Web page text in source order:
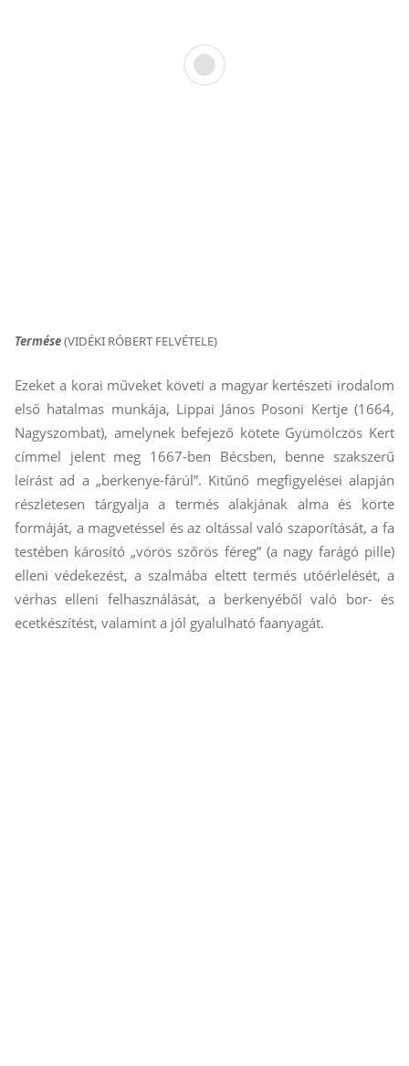
Termése(VIDÉKI RÓBERT FELVÉTELE)
Ezeket a korai műveket követi a magyar kertészeti irodalom
első hatalmas munkája, Lippai János Posoni Kertje (1664,
Nagyszombat), amelynek befejező kötete Gyümölczös Kert
címmel jelent meg 1667-ben Bécsben, benne szakszerű
leírást ad a „berkenye-fárúl”. Kitűnő megfigyelései alapján
részletesen tárgyalja a termés alakjának alma és körte
formáját, a magvetéssel és az oltással való szaporítását, a fa
testében károsító „vörös szőrös féreg” (a nagy farágó pille)
elleni védekezést, a szalmába eltett termés utóérlelését, a
vérhas elleni felhasználását, a berkenyéből való bor- és
ecetkészítést, valamint a jól gyalulható faanyagát.